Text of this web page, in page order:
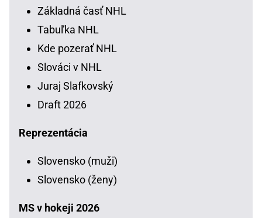
Základná časť NHL
Tabuľka NHL
Kde pozerať NHL
Slováci v NHL
Juraj Slafkovský
Draft 2026
Reprezentácia
Slovensko (muži)
Slovensko (ženy)
MS v hokeji 2026